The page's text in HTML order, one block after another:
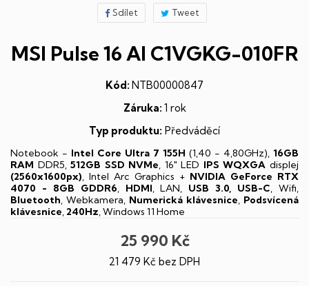
Sdílet Tweet
MSI Pulse 16 AI C1VGKG-010FR
Kód: NTB00000847
Záruka: 1 rok
Typ produktu: Předváděcí
Notebook - Intel Core Ultra 7 155H (1,40 - 4,80GHz), 16GB
RAM DDR5,512GB SSD NVMe, 16" LED IPS WQXGA displej
(2560x1600px), Intel Arc Graphics + NVIDIA GeForce RTX
4070 - 8GB GDDR6, HDMI, LAN, USB 3.0, USB-C, Wifi,
Bluetooth, Webkamera, Numerická klávesnice, Podsvícená
klávesnice, 240Hz, Windows 11 Home
25 990 Kč
21 479 Kč bez DPH